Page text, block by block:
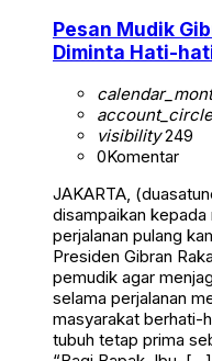
Pesan Mudik
Diminta Hati-
account_circle
visibility249
0Komentar
JAKARTA,
disampaikan kepada
perjalanan pulang
Presiden Gibran
pemudik agar
selama perjalanan
masyarakat berhati-
tubuh tetap prima